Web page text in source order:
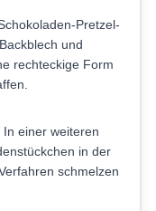
Pretzel-
und
rechteckige Form
einer weiteren
in der
schmelzen